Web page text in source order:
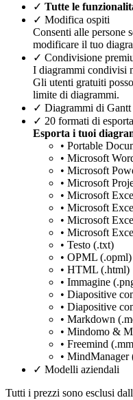
✓ Tutte le
✓ Modifica ospiti
Consenti alle persone
modificare il tuo
✓ Condivisione
I diagrammi condivisi
Gli utenti gratuiti
limite di diagrammi.
✓ Diagrammi di Gantt
✓ 20 formati di
Esporta i tuoi
• Portable
• Microsoft
• Microsoft
• Microsoft
• Microsoft
• Microsoft
• Microsoft
• Microsoft
• Testo (.txt)
• OPML (.opml)
• HTML (.html)
• Immagine
• Diapositive
• Diapositive
• Markdown
• Mindomo &
• Freemind
• MindManager
✓ Modelli aziendali
Tutti i prezzi sono esclusi